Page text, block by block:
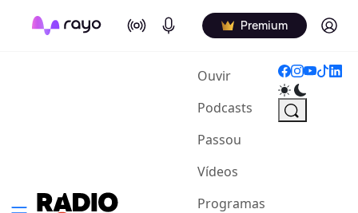
On Air Podcasts Premium Log in
Ouvir(current)
Podcasts
Passou
Vídeos
Programas